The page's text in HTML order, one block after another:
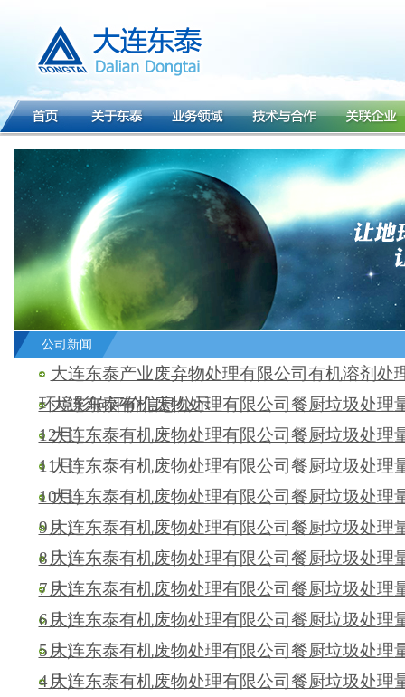
公司新闻
大连东泰产业废弃物处理有限公司有机溶剂处
环境影响评价信息公示
大连东泰有机废物处理有限公司餐厨垃圾处理
12月）
大连东泰有机废物处理有限公司餐厨垃圾处理
11月）
大连东泰有机废物处理有限公司餐厨垃圾处理
10月）
大连东泰有机废物处理有限公司餐厨垃圾处理
9月）
大连东泰有机废物处理有限公司餐厨垃圾处理
8月）
大连东泰有机废物处理有限公司餐厨垃圾处理
7月）
大连东泰有机废物处理有限公司餐厨垃圾处理
6月）
大连东泰有机废物处理有限公司餐厨垃圾处理
5月）
大连东泰有机废物处理有限公司餐厨垃圾处理
4月）
大连东泰有机废物处理有限公司餐厨垃圾处理